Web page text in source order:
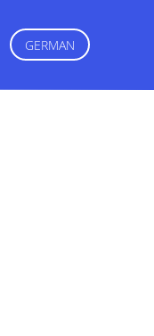
GERMAN